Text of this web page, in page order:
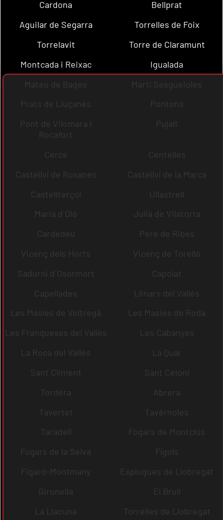
Cardona
Bellprat
Aguilar de Segarra
Torrelles de Foix
Torrelavit
Torre de Claramunt
Montcada i Reixac
Igualada
Mateu de Bages
Martí Sesgueioles
Prats de Lluçanès
Pontons
Pont de Vilomara i
Rocafort
Pujalt
Cercs
Centelles
Castellví de Rosanes
Castellví de la Marca
Castellterçol
Ullastrell
Maria d´Oló
Julià de Vilatorta
Cardedeu
Pere de Ribes
Vicenç dels Horts
Vicenç de Torelló
Sadurní d´Osormort
Capolat
Capellades
Llinars del Vallès
Les Masíes de Voltregà
Les Masies de Roda
Les Franqueses del Vallès
Les Cabanyes
La Roca del Vallès
La Quar
Sant Climent
Sant Celoni
Tordera
Abrera
Tavertet
Tavèrnoles
Taradell
Fogars de Montclús
Fogars de la Selva
Fígols
Figaró-Montmany
Esplugues de Llobregat
Gironella
El Brull
La Llacuna
Torrelles de Llobregat